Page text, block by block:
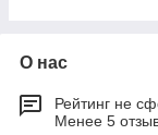
О нас
Рейтинг не
Менее 5